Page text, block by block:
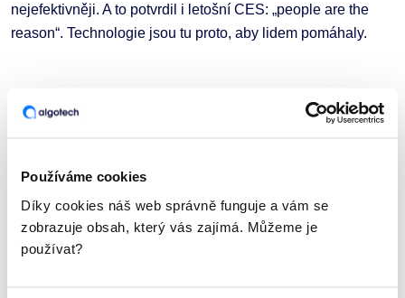
Používáme cookies
Díky cookies náš web správně funguje a vám se
zobrazuje obsah, který vás zajímá. Můžeme je
používat?
nejefektivněji. A to potvrdil i letošní CES: „people are the
reason“. Technologie jsou tu proto, aby lidem pomáhaly.
KATEGORIE
Články a zajímavosti Proběhlé události